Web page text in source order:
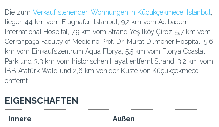
Die zum Verkauf stehenden Wohnungen in Küçükçekmece, Istanbul ,
liegen 44 km vom Flughafen Istanbul, 9,2 km vom Acıbadem
International Hospital, 7,9 km vom Strand Yeşilköy Çiroz, 5,7 km vom
Cerrahpaşa Faculty of Medicine Prof. Dr. Murat Dilmener Hospital, 5,6
km vom Einkaufszentrum Aqua Florya, 5,5 km vom Florya Coastal
Park und 3,3 km vom historischen Hayal entfernt Strand, 3,2 km vom
İBB Atatürk-Wald und 2,6 km von der Küste von Küçükçekmece
entfernt.
EIGENSCHAFTEN
Innere
Außen